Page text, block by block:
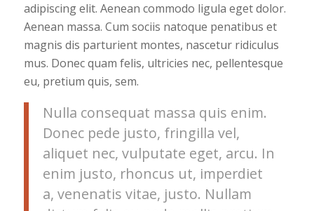
adipiscing elit. Aenean commodo ligula eget dolor.
Aenean massa. Cum sociis natoque penatibus et
magnis dis parturient montes, nascetur ridiculus
mus. Donec quam felis, ultricies nec, pellentesque
eu, pretium quis, sem.
Nulla consequat massa quis enim.
Donec pede justo, fringilla vel,
aliquet nec, vulputate eget, arcu. In
enim justo, rhoncus ut, imperdiet
a, venenatis vitae, justo. Nullam